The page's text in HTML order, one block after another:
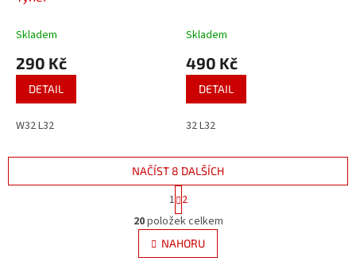
Skladem
290 Kč
DETAIL
W32 L32
Skladem
490 Kč
DETAIL
32 L32
O
v
l
á
NAČÍST 8 DALŠÍCH
t
r
á
n
k
1 2
20položek celkem
NAHORU